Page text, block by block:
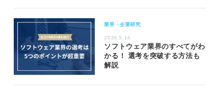
業界・企業研究
2026.5.14
ソフトウェア業界のすべてがわ
かる！ 選考を突破する方法も
解説